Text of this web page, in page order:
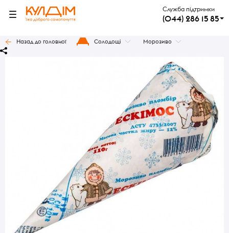
Служба підтримки
(044) 286 15 85
Назад до головної Солодощі Морозиво